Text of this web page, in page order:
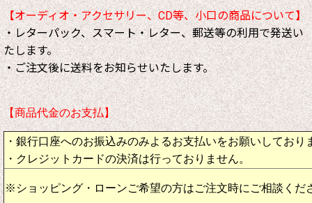
【オーディオ・アクセサリー、CD等、小口の商品について】
・レターパック、スマート・レター、郵送等の利用で発送い
たします。
・ご注文後に送料をお知らせいたします。
【商品代金のお支払】
・銀行口座へのお振込みのみよるお支払いをお願いしており
・クレジットカードの決済は行っておりません。
※ショッピング・ローンご希望の方はご注文時にご相談くだ